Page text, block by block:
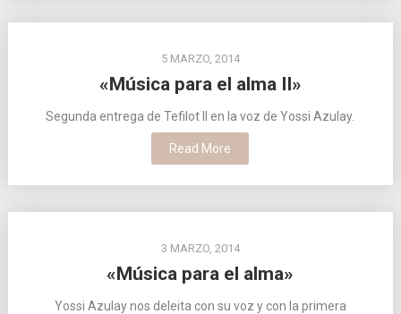
5 MARZO, 2014
«Música para el alma II»
Segunda entrega de Tefilot II en la voz de Yossi Azulay.
Read More
3 MARZO, 2014
«Música para el alma»
Yossi Azulay nos deleita con su voz y con la primera